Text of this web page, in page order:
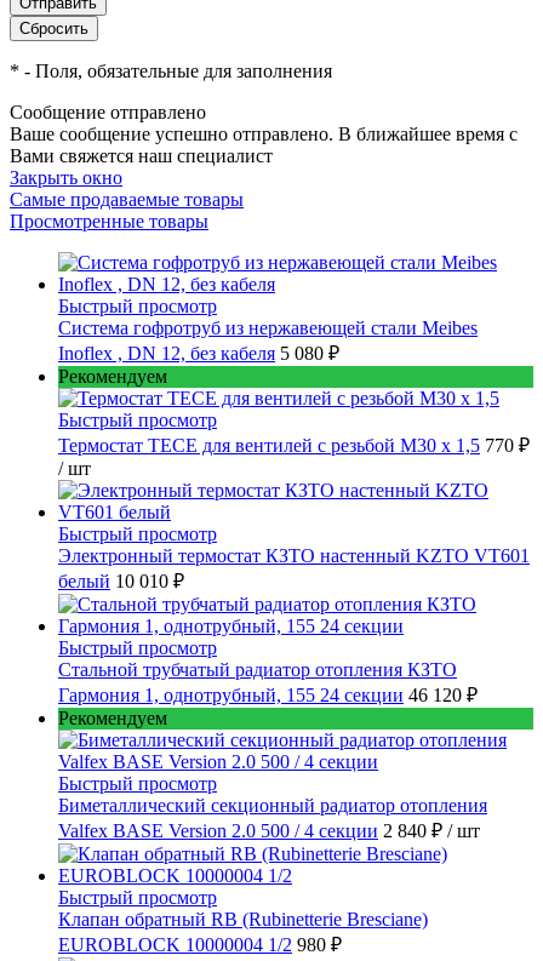
* - Поля, обязательные для заполнения
Сообщение отправлено
Ваше сообщение успешно отправлено. В ближайшее время с
Вами свяжется наш специалист
Закрыть окно
Самые продаваемые товары
Просмотренные товары
Быстрый просмотр
Cистема гофротруб из нержавеющей стали Meibes
Inoflex , DN 12, без кабеля 5 080 ₽
Рекомендуем
Быстрый просмотр
Термостат TECE для вентилей с резьбой М30 х 1,5 770 ₽
/ шт
Быстрый просмотр
Электронный термостат КЗТО настенный KZTO VT601
белый 10 010 ₽
Быстрый просмотр
Стальной трубчатый радиатор отопления КЗТО
Гармония 1, однотрубный, 155 24 секции 46 120 ₽
Рекомендуем
Быстрый просмотр
Биметаллический секционный радиатор отопления
Valfex BASE Version 2.0 500 / 4 секции 2 840 ₽ / шт
Быстрый просмотр
Клапан обратный RB (Rubinetterie Bresciane)
EUROBLOCK 10000004 1/2 980 ₽